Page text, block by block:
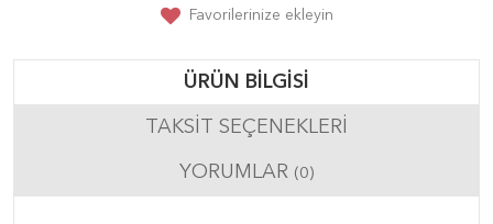
Favorilerinize ekleyin
ÜRÜN BILGISI
TAKSIT SEÇENEKLERI
YORUMLAR (0)